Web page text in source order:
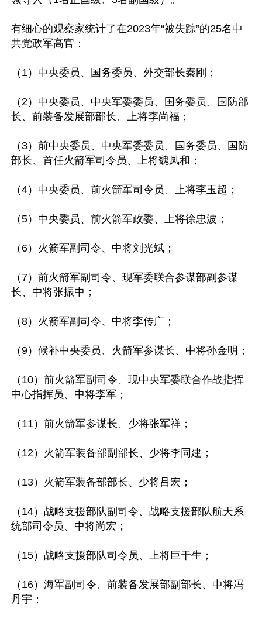
有细心的观察家统计了在2023年“被失踪”的25名中
共党政军高官：
（1）中央委员、国务委员、外交部长秦刚；
（2）中央委员、中央军委委员、国务委员、国防部
长、前装备发展部部长、上将李尚福；
（3）前中央委员、中央军委委员、国务委员、国防
部长、首任火箭军司令员、上将魏凤和；
（4）中央委员、前火箭军司令员、上将李玉超；
（5）中央委员、前火箭军政委、上将徐忠波；
（6）火箭军副司令、中将刘光斌；
（7）前火箭军副司令、现军委联合参谋部副参谋
长、中将张振中；
（8）火箭军副司令、中将李传广；
（9）候补中央委员、火箭军参谋长、中将孙金明；
（10）前火箭军副司令、现中央军委联合作战指挥
中心指挥员、中将李军；
（11）前火箭军参谋长、少将张军祥；
（12）火箭军装备部副部长、少将李同建；
（13）火箭军装备部部长、少将吕宏；
（14）战略支援部队副司令、战略支援部队航天系
统部司令员、中将尚宏；
（15）战略支援部队司令员、上将巨干生；
（16）海军副司令、前装备发展部副部长、中将冯
丹宇；